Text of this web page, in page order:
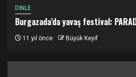
DİNLE
Burgazada’da yavaş festival:
11 yıl önce Büyük Keyif